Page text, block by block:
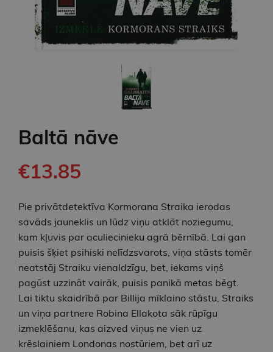
Baltā nāve
€13.85
Pie privātdetektīva Kormorana Straika ierodas
savāds jauneklis un lūdz viņu atklāt noziegumu,
kam kļuvis par aculiecinieku agrā bērnībā. Lai gan
puisis šķiet psihiski nelīdzsvarots, viņa stāsts tomēr
neatstāj Straiku vienaldzīgu, bet, iekams viņš
pagūst uzzināt vairāk, puisis panikā metas bēgt.
Lai tiktu skaidrībā par Billija mīklaino stāstu, Straiks
un viņa partnere Robina Ellakota sāk rūpīgu
izmeklēšanu, kas aizved viņus ne vien uz
krēslainiem Londonas nostūriem, bet arī uz